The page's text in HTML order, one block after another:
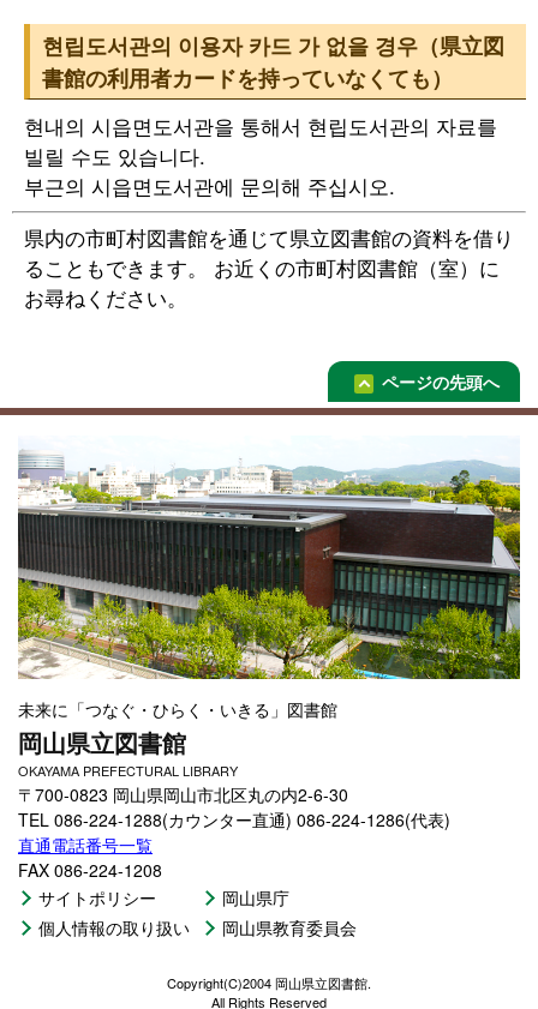
현립도서관의 이용자 카드 가 없을 경우（県立図
書館の利用者カードを持っていなくても）
현내의 시읍면도서관을 통해서 현립도서관의 자료를
빌릴 수도 있습니다.
부근의 시읍면도서관에 문의해 주십시오.
県内の市町村図書館を通じて県立図書館の資料を借り
ることもできます。 お近くの市町村図書館（室）に
お尋ねください。
ページの先頭へ
未来に「つなぐ・ひらく・いきる」図書館
岡山県立図書館
OKAYAMA PREFECTURAL LIBRARY
〒700-0823 岡山県岡山市北区丸の内2-6-30
TEL 086-224-1288(カウンター直通) 086-224-1286(代表)
直通電話番号一覧
FAX 086-224-1208
サイトポリシー
個人情報の取り扱い
岡山県庁
岡山県教育委員会
Copyright(C)2004 岡山県立図書館.
All Rights Reserved